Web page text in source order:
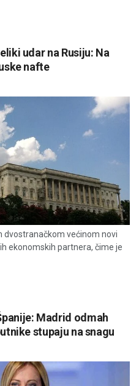
udar na Rusiju: Na
nafte
dvostranačkom većinom novi
ekonomskih partnera, čime je
Madrid odmah
stupaju na snagu